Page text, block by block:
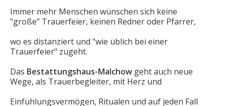
Immer mehr Menschen wünschen sich keine
"große" Trauerfeier, keinen Redner oder Pfarrer,
wo es distanziert und "wie üblich bei einer
Trauerfeier" zugeht.
Das Bestattungshaus-Malchow geht auch neue
Wege, als Trauerbegleiter, mit Herz und
Einfühlungsvermögen, Ritualen und auf jeden Fall